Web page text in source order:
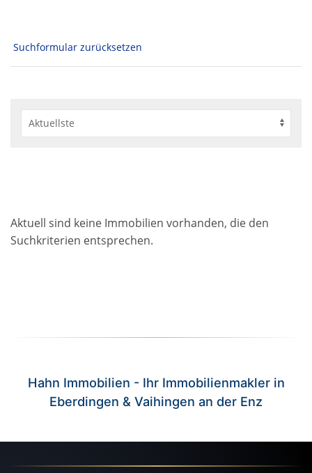
Suchformular zurücksetzen
Aktuell sind keine Immobilien vorhanden, die den
Suchkriterien entsprechen.
Hahn Immobilien - Ihr Immobilienmakler in
Eberdingen & Vaihingen an der Enz